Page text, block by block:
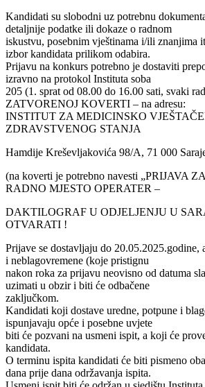
Kandidati su slobodni uz potrebnu
detaljnije podatke ili dokaze o radnom
iskustvu, posebnim vještinama i/ili znanjima
izbor kandidata prilikom odabira.
Prijavu na konkurs potrebno je dostaviti
izravno na protokol Instituta soba
205 (1. sprat od 08.00 do 16.00 sati, svaki
ZATVORENOJ KOVERTI – na adresu:
INSTITUT ZA MEDICINSKO
ZDRAVSTVENOG STANJA
Hamdije Kreševljakovića 98/A, 71 000
(na koverti je potrebno navesti „PRIJAVA
RADNO MJESTO OPERATER –
DAKTILOGRAF U ODJELJENJU U
OTVARATI !
Prijave se dostavljaju do 20.05.2025.godine,
i neblagovremene (koje pristignu
nakon roka za prijavu neovisno od datuma
uzimati u obzir i biti će odbačene
zaključkom.
Kandidati koji dostave uredne, potpune i
ispunjavaju opće i posebne uvjete
biti će pozvani na usmeni ispit, a koji će
kandidata.
O terminu ispita kandidati će biti pismeno
dana prije dana održavanja ispita.